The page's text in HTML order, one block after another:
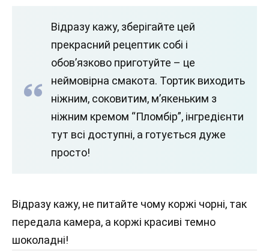
Відразу кажу, зберігайте цей
прекрасний рецептик собі і
обов’язково приготуйте – це
неймовірна смакота. Тортик виходить
ніжним, соковитим, м’якеньким з
ніжним кремом “Пломбір”, інгредієнти
тут всі доступні, а готується дуже
просто!
Відразу кажу, не питайте чому коржі чорні, так
передала камера, а коржі красиві темно
шоколадні!